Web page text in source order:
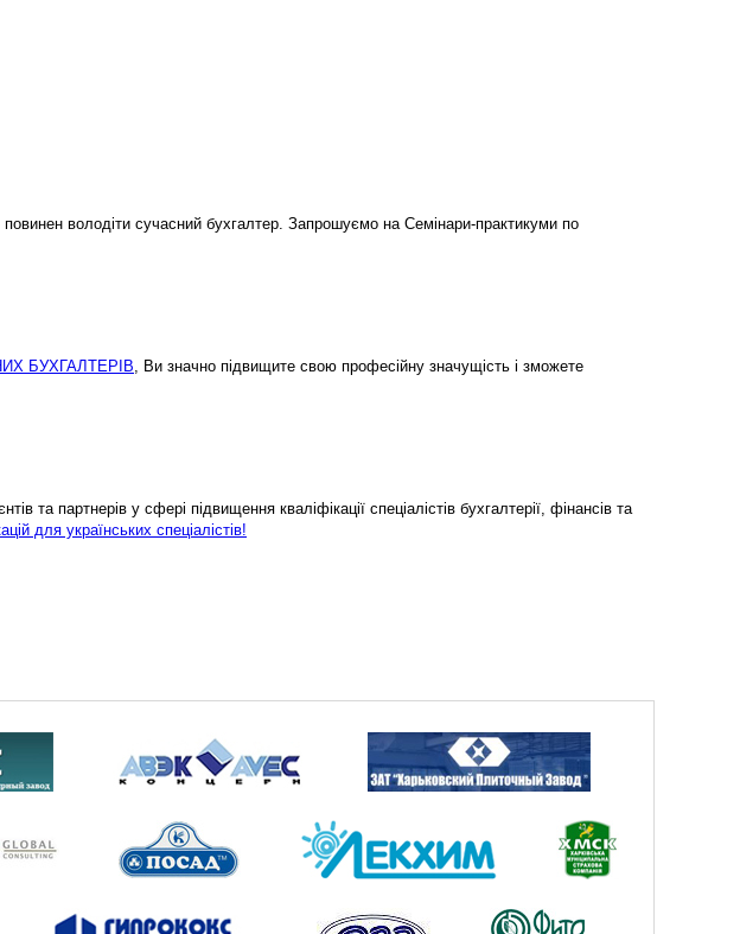
володіти сучасний бухгалтер. Запрошуємо на Семінари-практикуми по
БУХГАЛТЕРІВ, Ви значно підвищите свою професійну значущість і зможете
партнерів у сфері підвищення кваліфікації спеціалістів бухгалтерії, фінансів та
для українських спеціалістів!